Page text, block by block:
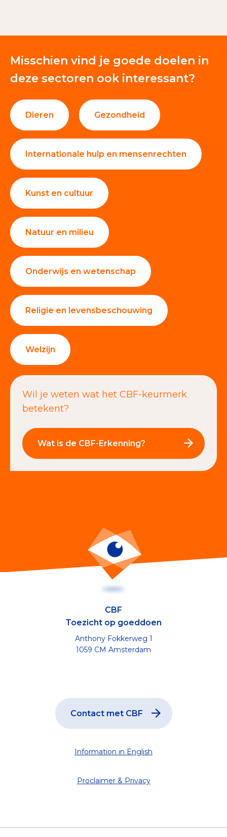
Nalatenschappen
0%
Eigen loterijen en prijsvragen
(etc.)
Misschien vind je goede doelen in
deze sectoren ook interessant?
Dieren Gezondheid
Internationale hulp en mensenrechten
Kunst en cultuur
Natuur en milieu
Onderwijs en wetenschap
Religie en levensbeschouwing
Welzijn
Wil je weten wat het CBF-keurmerk
betekent?
Wat is de CBF-Erkenning?
CBF
Toezicht op goeddoen
Anthony Fokkerweg 1
1059 CM Amsterdam
Contact met CBF
Information in English
Proclaimer & Privacy